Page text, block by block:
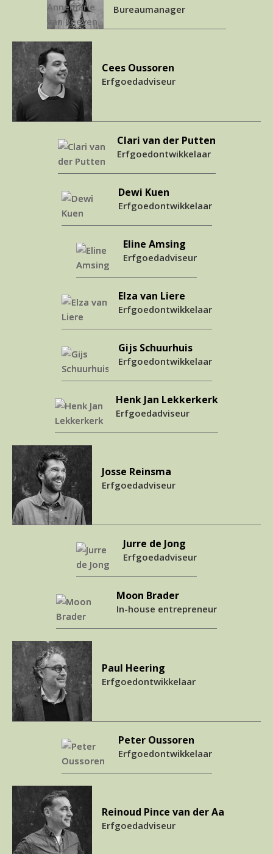
Bureaumanager
Cees Oussoren
Erfgoedadviseur
Clari van der Putten
Erfgoedontwikkelaar
Dewi Kuen
Erfgoedontwikkelaar
Eline Amsing
Erfgoedadviseur
Elza van Liere
Erfgoedontwikkelaar
Gijs Schuurhuis
Erfgoedontwikkelaar
Henk Jan Lekkerkerk
Erfgoedadviseur
Josse Reinsma
Erfgoedadviseur
Jurre de Jong
Erfgoedadviseur
Moon Brader
In-house entrepreneur
Paul Heering
Erfgoedontwikkelaar
Peter Oussoren
Erfgoedontwikkelaar
Reinoud Pince van der Aa
Erfgoedadviseur